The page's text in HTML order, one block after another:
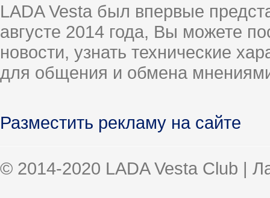
LADA Vesta был впервые
августе 2014 года, Вы можете
новости, узнать технические
для общения и обмена
Разместить рекламу на сайте
© 2014-2020 LADA Vesta Club |